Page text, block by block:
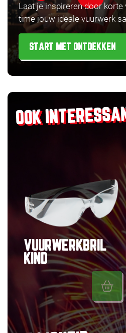
Laat je inspireren door korte
time jouw ideale vuurwerk
START MET ONTDEKKEN
OOK
VUURWERKBRIL
KIND